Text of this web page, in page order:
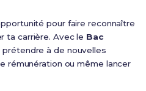
pour faire reconnaître
ta carrière. Avec le Bac
à de nouvelles
rémunération ou même lancer